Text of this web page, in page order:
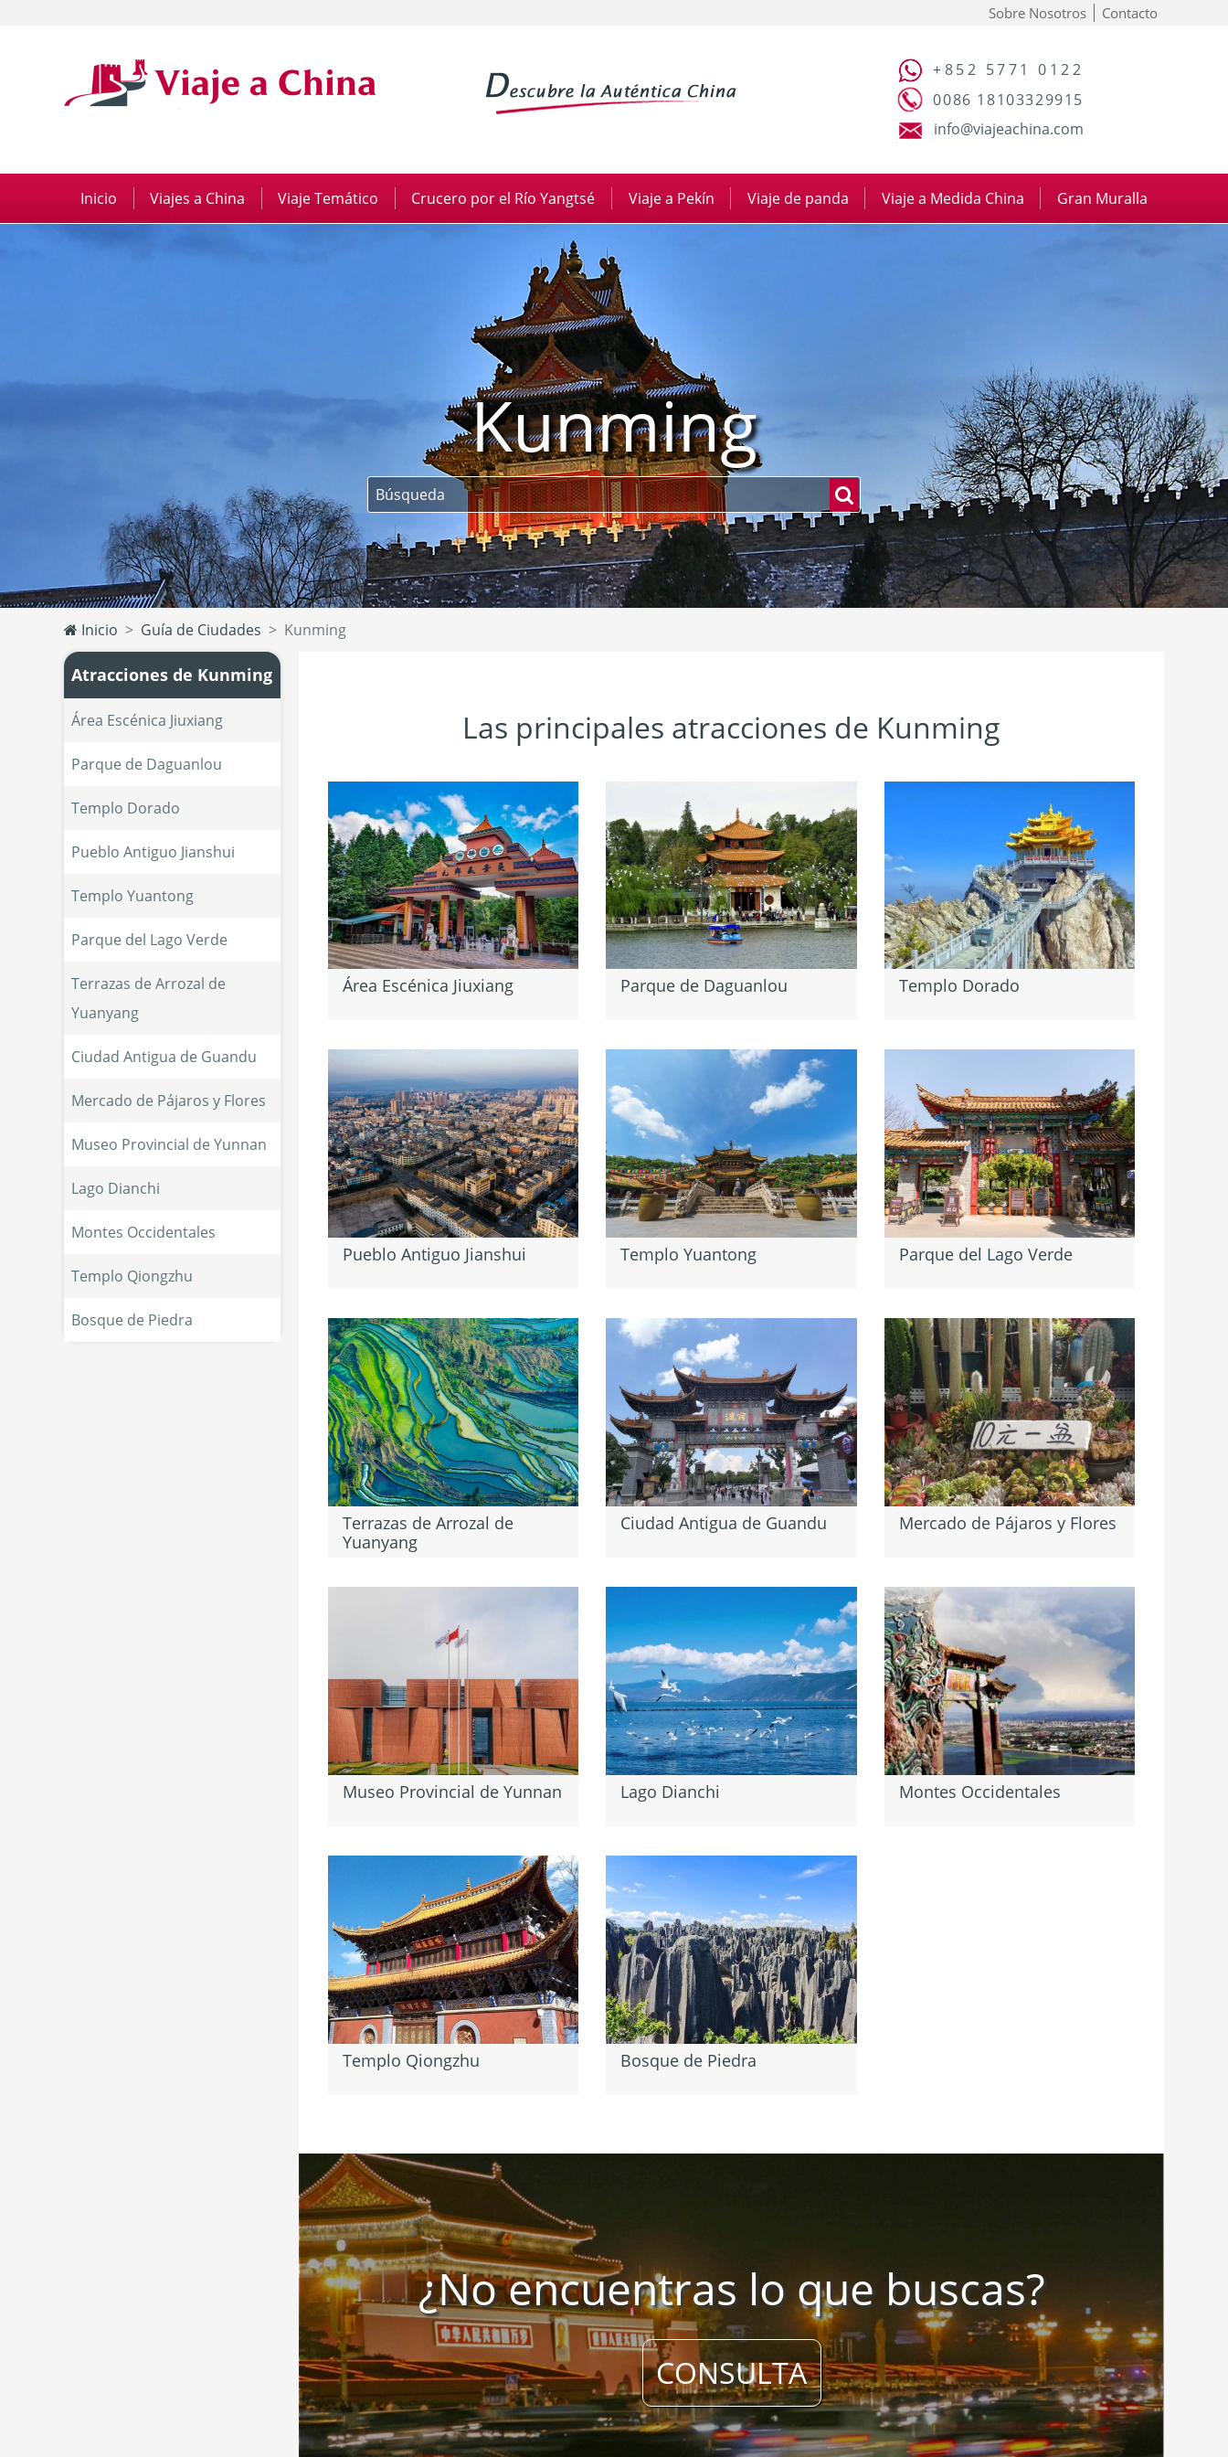
Sobre Nosotros Contacto
+852 5771 0122
0086 18103329915
info@viajeachina.com
Inicio Viajes a China Viaje Temático Crucero por el Río Yangtsé Viaje a Pekín Viaje de panda Viaje a Medida China Gran Muralla
Kunming
Inicio Guía de Ciudades Kunming
Atracciones de Kunming
Área Escénica Jiuxiang
Parque de Daguanlou
Templo Dorado
Pueblo Antiguo Jianshui
Templo Yuantong
Parque del Lago Verde
Terrazas de Arrozal de
Yuanyang
Ciudad Antigua de Guandu
Mercado de Pájaros y Flores
Museo Provincial de Yunnan
Lago Dianchi
Montes Occidentales
Templo Qiongzhu
Bosque de Piedra
Las principales atracciones de Kunming
Área Escénica Jiuxiang Parque de Daguanlou Templo Dorado
Pueblo Antiguo Jianshui Templo Yuantong Parque del Lago Verde
Terrazas de Arrozal de
Yuanyang
Ciudad Antigua de Guandu Mercado de Pájaros y Flores
Museo Provincial de Yunnan Lago Dianchi Montes Occidentales
Templo Qiongzhu Bosque de Piedra
¿No encuentras lo que buscas?
CONSULTA